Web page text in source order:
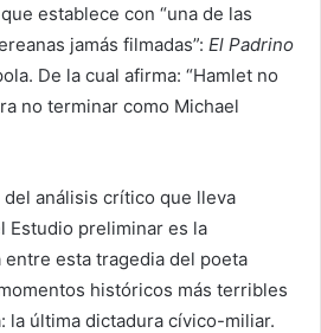
establece con “una de las
jamás filmadas”: El Padrino
De la cual afirma: “Hamlet no
no terminar como Michael
análisis crítico que lleva
Estudio preliminar es la
esta tragedia del poeta
históricos más terribles
la última dictadura cívico-miliar.